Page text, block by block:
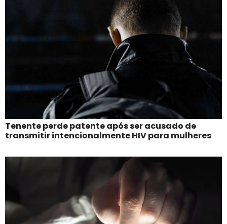
Tenente perde patente após ser acusado de
transmitir intencionalmente HIV para mulheres